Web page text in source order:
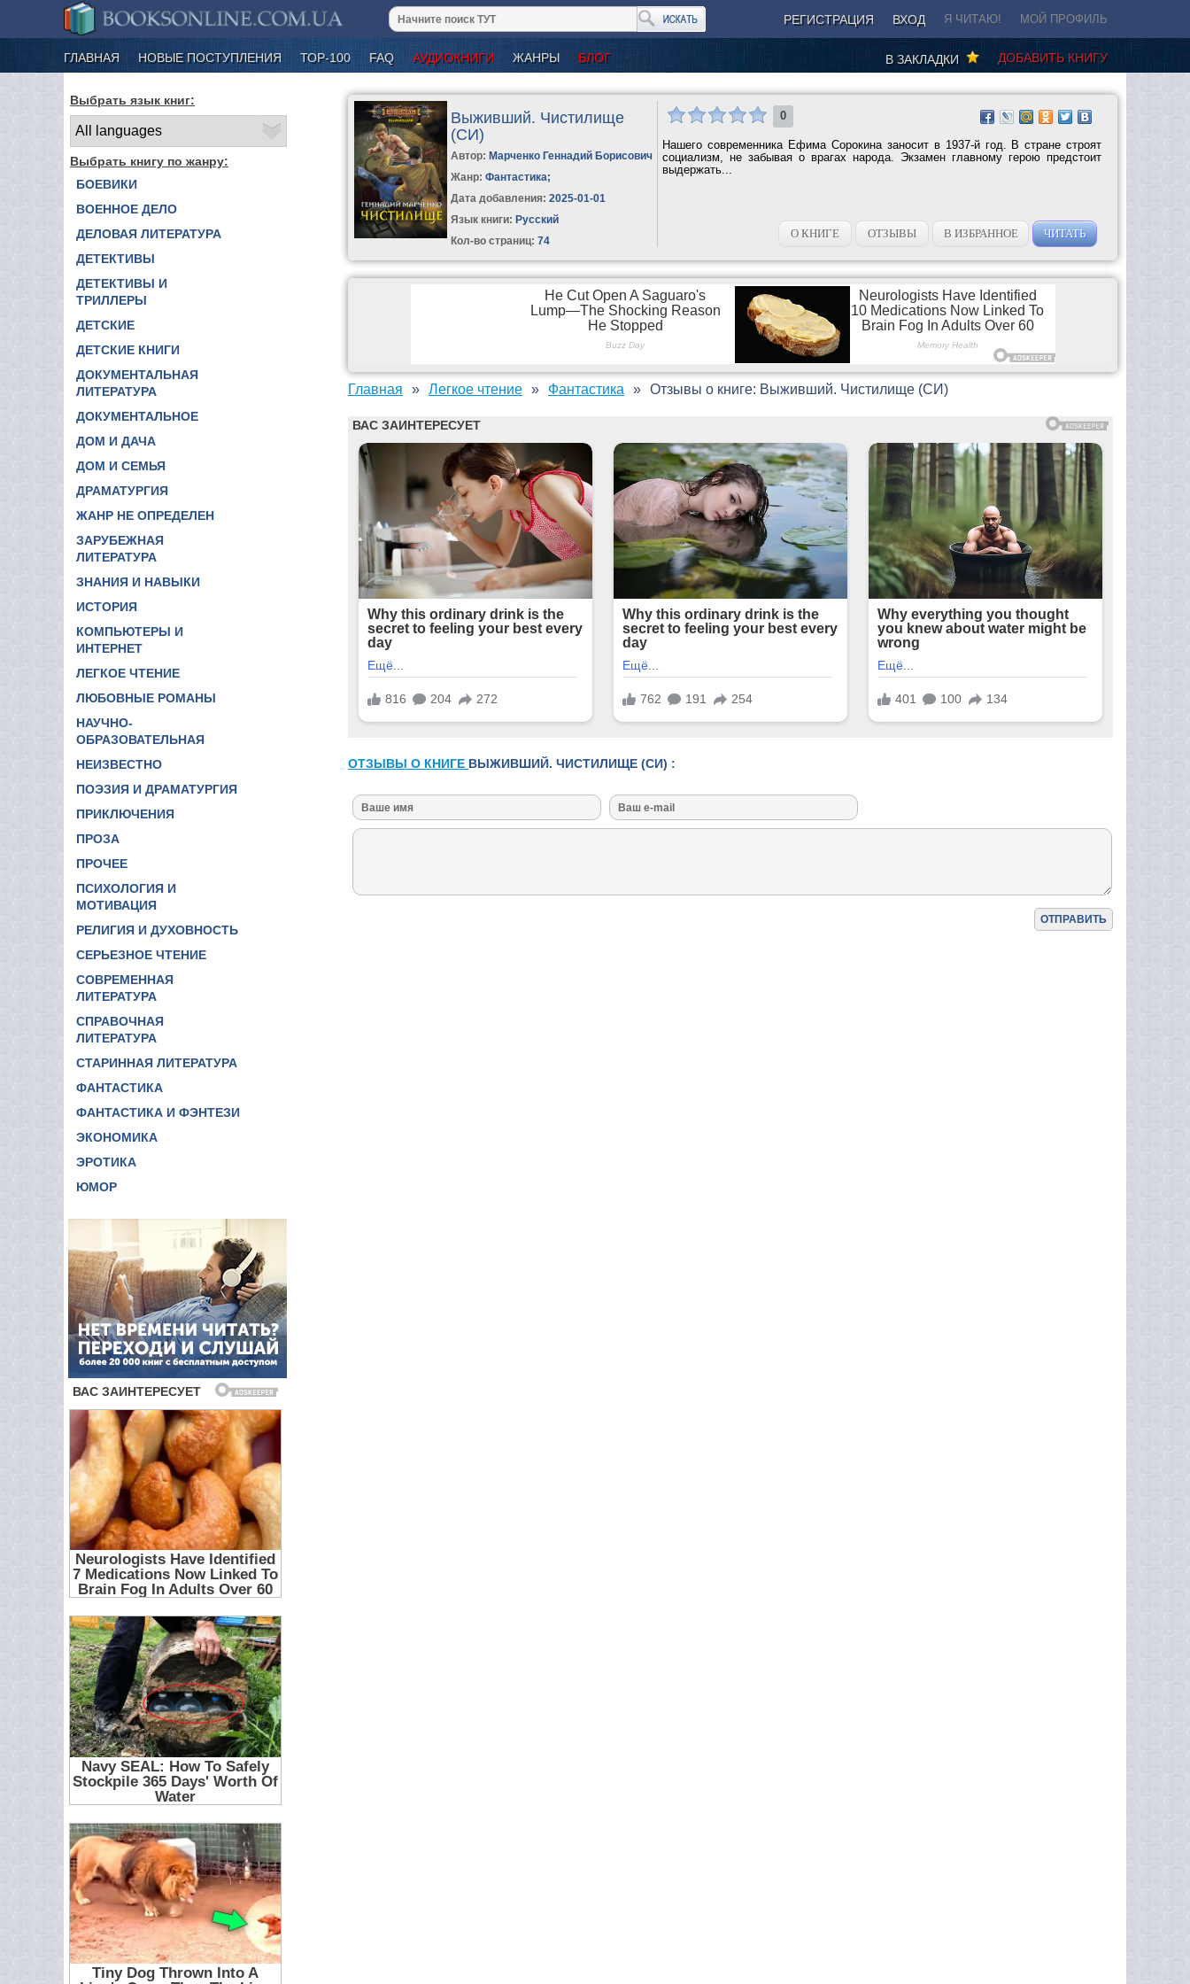
РЕГИСТРАЦИЯ ВХОД Я ЧИТАЮ! МОЙ ПРОФИЛЬ
ГЛАВНАЯ НОВЫЕ ПОСТУПЛЕНИЯ ТОР-100 FAQ АУДИОКНИГИ ЖАНРЫ БЛОГ ДОБАВИТЬ КНИГУ
В ЗАКЛАДКИ
Выбрать язык книг:
Выбрать книгу по жанру:
БОЕВИКИ
ВОЕННОЕ ДЕЛО
ДЕЛОВАЯ ЛИТЕРАТУРА
ДЕТЕКТИВЫ
ДЕТЕКТИВЫ И
ТРИЛЛЕРЫ
ДЕТСКИЕ
ДЕТСКИЕ КНИГИ
ДОКУМЕНТАЛЬНАЯ
ЛИТЕРАТУРА
ДОКУМЕНТАЛЬНОЕ
ДОМ И ДАЧА
ДОМ И СЕМЬЯ
ДРАМАТУРГИЯ
ЖАНР НЕ ОПРЕДЕЛЕН
ЗАРУБЕЖНАЯ
ЛИТЕРАТУРА
ЗНАНИЯ И НАВЫКИ
ИСТОРИЯ
КОМПЬЮТЕРЫ И
ИНТЕРНЕТ
ЛЕГКОЕ ЧТЕНИЕ
ЛЮБОВНЫЕ РОМАНЫ
НАУЧНО-
ОБРАЗОВАТЕЛЬНАЯ
НЕИЗВЕСТНО
ПОЭЗИЯ И ДРАМАТУРГИЯ
ПРИКЛЮЧЕНИЯ
ПРОЗА
ПРОЧЕЕ
ПСИХОЛОГИЯ И
МОТИВАЦИЯ
РЕЛИГИЯ И ДУХОВНОСТЬ
СЕРЬЕЗНОЕ ЧТЕНИЕ
СОВРЕМЕННАЯ
ЛИТЕРАТУРА
СПРАВОЧНАЯ
ЛИТЕРАТУРА
СТАРИННАЯ ЛИТЕРАТУРА
ФАНТАСТИКА
ФАНТАСТИКА И ФЭНТЕЗИ
ЭКОНОМИКА
ЭРОТИКА
ЮМОР
Выживший. Чистилище
(СИ)
Автор: Марченко Геннадий Борисович
Жанр: Фантастика;
Дата добавления: 2025-01-01
Язык книги: Русский
Кол-во страниц: 74
0
Нашего современника Ефима Сорокина заносит в 1937-й год. В стране строят
социализм, не забывая о врагах народа. Экзамен главному герою предстоит
выдержать...
О КНИГЕ ОТЗЫВЫ В ИЗБРАННОЕ ЧИТАТЬ
Главная Легкое чтение Фантастика Отзывы о книге: Выживший. Чистилище (СИ)
ОТЗЫВЫ О КНИГЕ ВЫЖИВШИЙ. ЧИСТИЛИЩЕ (СИ) :